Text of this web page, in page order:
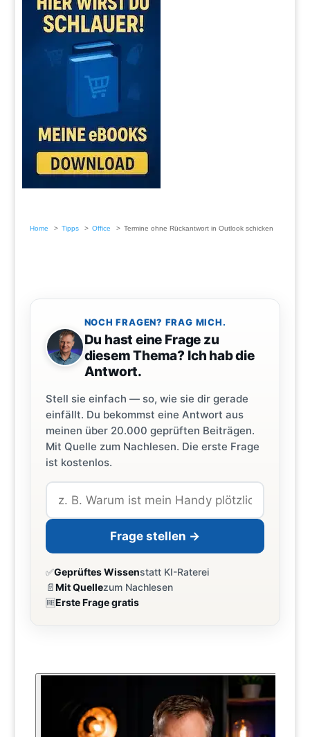
Home Tipps Office Termine ohne Rückantwort in Outlook schicken
NOCH FRAGEN? FRAG MICH.
Du hast eine Frage zu
diesem Thema? Ich hab die
Antwort.
Stell sie einfach — so, wie sie dir gerade
einfällt. Du bekommst eine Antwort aus
meinen über 20.000 geprüften Beiträgen.
Mit Quelle zum Nachlesen. Die erste Frage
ist kostenlos.
Frage stellen →
✅Geprüftes Wissenstatt KI-Raterei
📄Mit Quellezum Nachlesen
🆓Erste Frage gratis